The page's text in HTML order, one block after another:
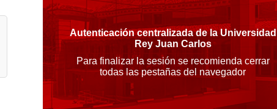
Autenticación centralizada de la Universidad
Rey Juan Carlos
Para finalizar la sesión se recomienda cerrar
todas las pestañas del navegador